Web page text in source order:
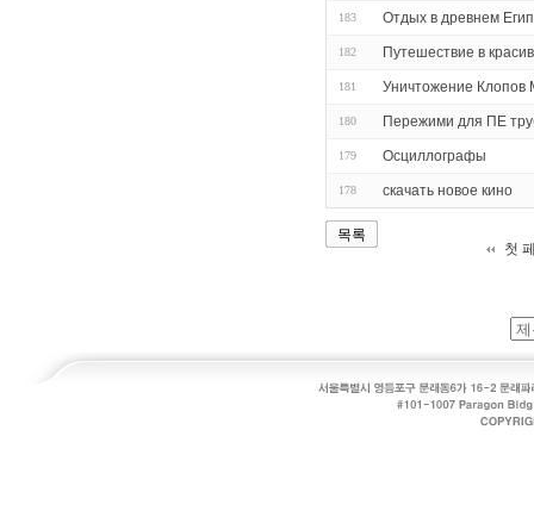
183 Отдых в древнем
182 Путешествие в
181 Уничтожение Клопов
180 Пережими для ПЕ
179 Осциллографы
178 скачать новое кино
목록
첫